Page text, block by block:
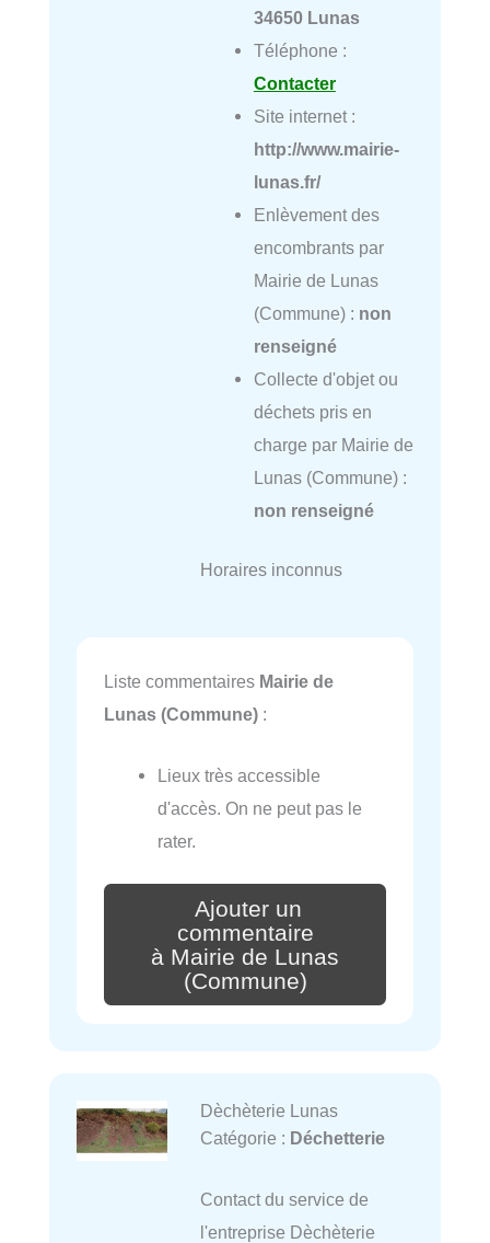
34650 Lunas
Téléphone :
Contacter
Site internet :
http://www.mairie-
lunas.fr/
Enlèvement des
encombrants par
Mairie de Lunas
(Commune) : non
renseigné
Collecte d'objet ou
déchets pris en
charge par Mairie de
Lunas (Commune) :
non renseigné
Horaires inconnus
Liste commentaires Mairie de
Lunas (Commune) :
Lieux très accessible
d'accès. On ne peut pas le
rater.
Ajouter un
commentaire
à Mairie de Lunas
(Commune)
Dèchèterie Lunas
Catégorie : Déchetterie
Contact du service de
l'entreprise Dèchèterie